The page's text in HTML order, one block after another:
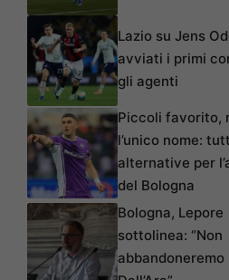
Lazio su Jens
avviati i primi
gli agenti
Piccoli favorito,
l’unico nome:
alternative per
del Bologna
Bologna, Lepore
sottolinea: “Non
abbandoneremo